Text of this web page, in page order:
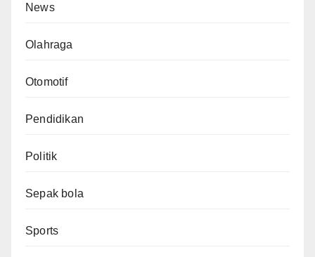
News
Olahraga
Otomotif
Pendidikan
Politik
Sepak bola
Sports